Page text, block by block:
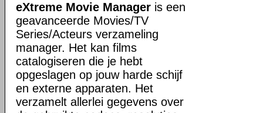
eXtreme Movie Manager is een
geavanceerde Movies/TV
Series/Acteurs verzameling
manager. Het kan films
catalogiseren die je hebt
opgeslagen op jouw harde schijf
en externe apparaten. Het
verzamelt allerlei gegevens over